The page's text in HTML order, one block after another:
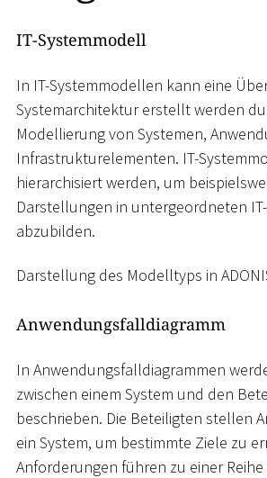
IT-Systemmodell
In IT-Systemmodellen kann eine
Systemarchitektur erstellt werden
Modellierung von Systemen,
Infrastrukturelementen. IT-
hierarchisiert werden, um
Darstellungen in untergeordneten
abzubilden.
Darstellung des Modelltyps in
Anwendungsfalldiagramm
In Anwendungsfalldiagrammen
zwischen einem System und den
beschrieben. Die Beteiligten stellen
ein System, um bestimmte Ziele zu
Anforderungen führen zu einer Reihe